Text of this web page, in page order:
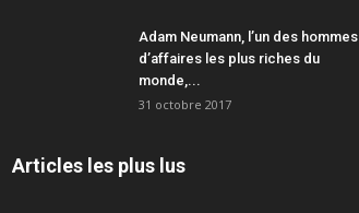
Adam Neumann, l’un des hommes
d’affaires les plus riches du
monde,...
31 octobre 2017
Articles les plus lus